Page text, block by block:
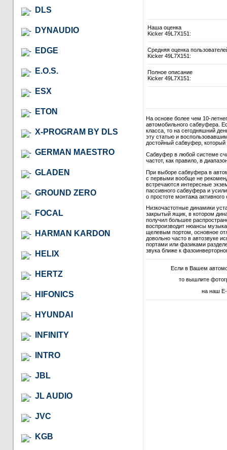
DLS
DYNAUDIO
EDGE
E.O.S.
ESX
ETON
X-PROGRAM BY DLS
GERMAN MAESTRO
GLADEN
GROUND ZERO
FOCAL
HARMAN KARDON
HELIX
HERTZ
HIFONICS
HYUNDAI
INFINITY
INTRO
JBL
JL AUDIO
JVC
KGB
Наша оценка
Kicker 49L7X151:
Средняя оценка
Kicker 49L7X151:
Полное описание
Kicker 49L7X151:
На основе более чем 10-
автомобильного сабвуфера.
класса, то на сегодняшний
эту статью и
достойный сабвуфер, который
Сабвуфер в любой системе
частот, как правило, в
При выборе сабвуфера в
с первыми вообще не
встречаются интересные
пассивного сабвуфера и
о простоте монтажа
Низкочастотные динамики
закрытый ящик, в котором
получил большее
воспроизводит нюансы
щелевым портом, основное
довольно часто в автозвуке
портами или фазиками
звука ближе к
Если в Вашем
то вышлите
на наш